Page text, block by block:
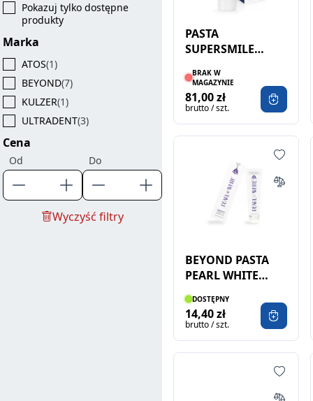
Pokazuj tylko dostępne
produkty
Marka
ATOS(1)
BEYOND(7)
KULZER(1)
ULTRADENT(3)
Cena
Od Do
Wyczyść filtry
PASTA
SUPERSMILE
119G
BRAK W
MAGAZYNIE
81,00 zł
brutto / szt.
BEYOND PASTA
PEARL WHITE
SENSITIVITY
FORMULA 40ML
DOSTĘPNY
14,40 zł
brutto / szt.